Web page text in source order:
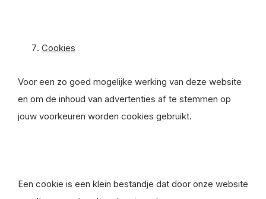
Cookies
Voor een zo goed mogelijke werking van deze website
en om de inhoud van advertenties af te stemmen op
jouw voorkeuren worden cookies gebruikt.
Een cookie is een klein bestandje dat door onze website